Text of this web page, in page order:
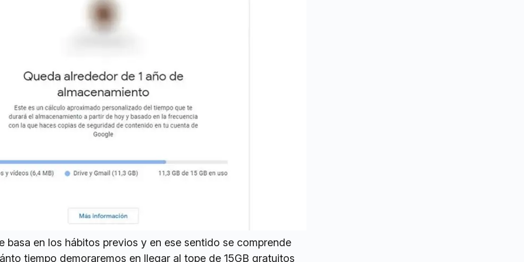
basa en los hábitos previos y en ese sentido se comprende
tiempo demoraremos en llegar al tope de 15GB gratuitos